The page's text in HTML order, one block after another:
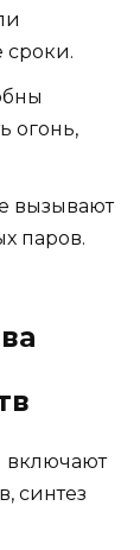
сроки.
огонь,
вызывают
паров.
включают
синтез